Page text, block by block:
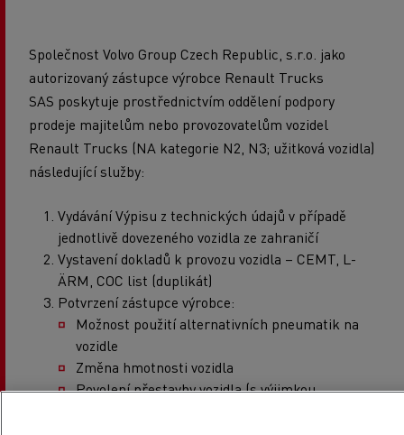
Společnost Volvo Group Czech Republic, s.r.o. jako
autorizovaný zástupce výrobce Renault Trucks
SAS poskytuje prostřednictvím oddělení podpory
prodeje majitelům nebo provozovatelům vozidel
Renault Trucks (NA kategorie N2, N3; užitková vozidla)
následující služby:
Vydávání Výpisu z technických údajů v případě
jednotlivě dovezeného vozidla ze zahraničí
Vystavení dokladů k provozu vozidla – CEMT, L-
ÄRM, COC list (duplikát)
Potvrzení zástupce výrobce:
Možnost použití alternativních pneumatik na
vozidle
Změna hmotnosti vozidla
Povolení přestavby vozidla (s výjimkou